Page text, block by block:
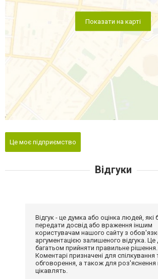
Показати на карті
Це моє підприємство
Відгуки
Відгук - це думка або оцінка людей,
передати досвід або враження іншим
користувачам нашого сайту з
аргументацією залишеного відгука.
багатьом прийняти правильне рішення.
Коментарі призначені для спілкування
обговорення, а також для роз'яснення
цікавлять.